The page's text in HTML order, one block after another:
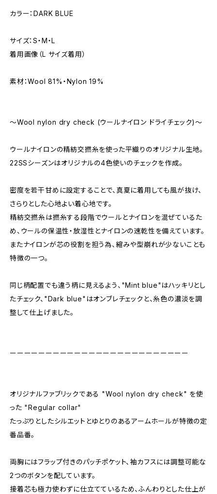
カラー：DARK BLUE
サイズ：S・M・L
着用画像（L サイズ着用）
素材：Wool 81%・Nylon 19%
～Wool nylon dry check (ウールナイロン ドライチェック)～
ウールナイロンの精紡交撚糸を使った平織りのオリジナル生地。
22SSシーズンはオリジナルの4色使いのチェックを作成。
密度を若干甘めに設定することで、真夏に着用しても風が抜け、
さらりとした心地よい着心地です。
精紡交撚糸は撚糸する段階でウールとナイロンを混ぜているた
め、ウールの保温性・放湿性とナイロンの速乾性を備えています。
またナイロンが芯の役割を担う為、縮みや型崩れが少ないことも
特徴の一つ。
同じ柄配置でも違う柄に見えるよう、"Mint blue"はハッキリとし
たチェック、"Dark blue"はオンブレチェックと、糸色の濃淡を調
整して仕上げました。
ーーーーーーーーーーーーーーーーーーーーーーーーー
オリジナルファブリックである "Wool nylon dry check" を使
った "Regular collar"
たっぷりとしたシルエットとゆとりのあるアームホールが特徴の定
番品番。
両胸にはフラップ付きのパッチポケット、袖カフスには調整可能な
2つのボタンを配しています。
接着芯も極力使わずに仕立てているため、ふんわりとした仕上が